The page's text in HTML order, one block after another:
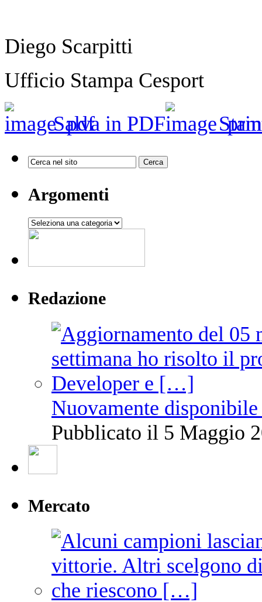
Diego Scarpitti
Ufficio Stampa Cesport
Salva in PDF
Argomenti
Argomenti
Redazione
Nuovamente
Pubblicato il 5 Maggio
Mercato